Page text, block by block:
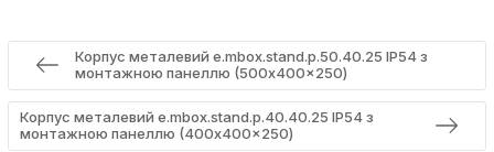
Корпус металевий e.mbox.stand.p.50.40.25 IP54 з
монтажною панеллю (500x400x250)
Корпус металевий e.mbox.stand.p.40.40.25 IP54 з
монтажною панеллю (400x400x250)